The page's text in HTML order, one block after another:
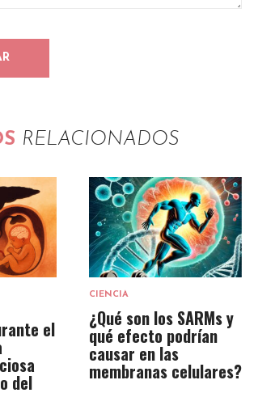
RELACIONADOS
el
del
CIENCIA
¿Qué son los SARMs y
qué efecto podrían
causar en las
membranas celulares?